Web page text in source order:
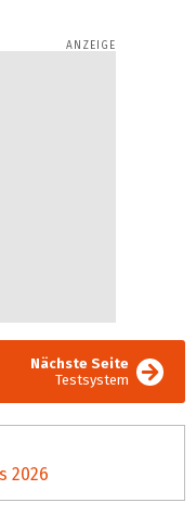
Nächste Seite
Testsystem
2026